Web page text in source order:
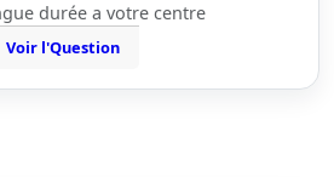
durée a votre centre
Voir l'Question